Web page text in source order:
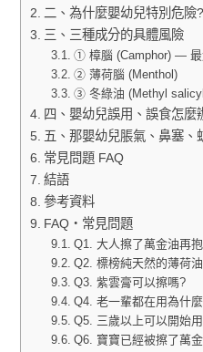
二、為什麼嬰幼兒特別危險?
三、三種成分的具體風險
① 樟腦 (Camphor) — 最
② 薄荷腦 (Menthol)
③ 冬綠油 (Methyl
四、嬰幼兒誤用、誤食怎麼
五、那嬰幼兒脹氣、鼻塞、
常見問題 FAQ
結語
參考資料
FAQ・常見問題
Q1. 大人擦了萬金油再
Q2. 標榜純天然的薄荷
Q3. 紫雲膏可以擦嗎?
Q4. 老一輩都在用為什
Q5. 三歲以上可以開始
Q6. 寶寶已經被擦了萬